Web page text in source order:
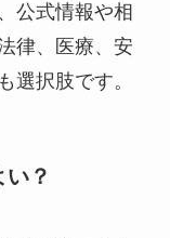
公式情報や相
律、医療、安
選択肢です。
？